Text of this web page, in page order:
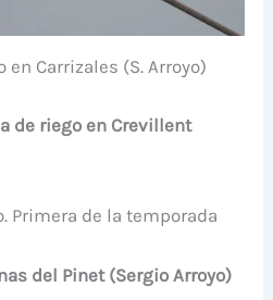
Carrizales (S. Arroyo)
de riego en Crevillent
Primera de la temporada
del Pinet (Sergio Arroyo)